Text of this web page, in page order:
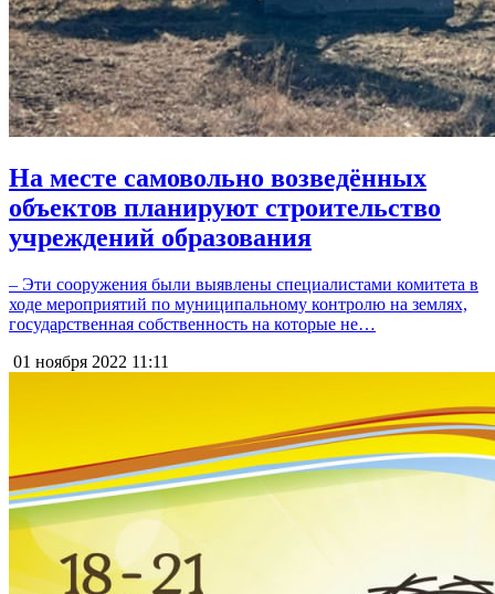
На месте самовольно возведённых
объектов планируют строительство
учреждений образования
– Эти сооружения были выявлены специалистами комитета в
ходе мероприятий по муниципальному контролю на землях,
государственная собственность на которые не…
01 ноября 2022 11:11